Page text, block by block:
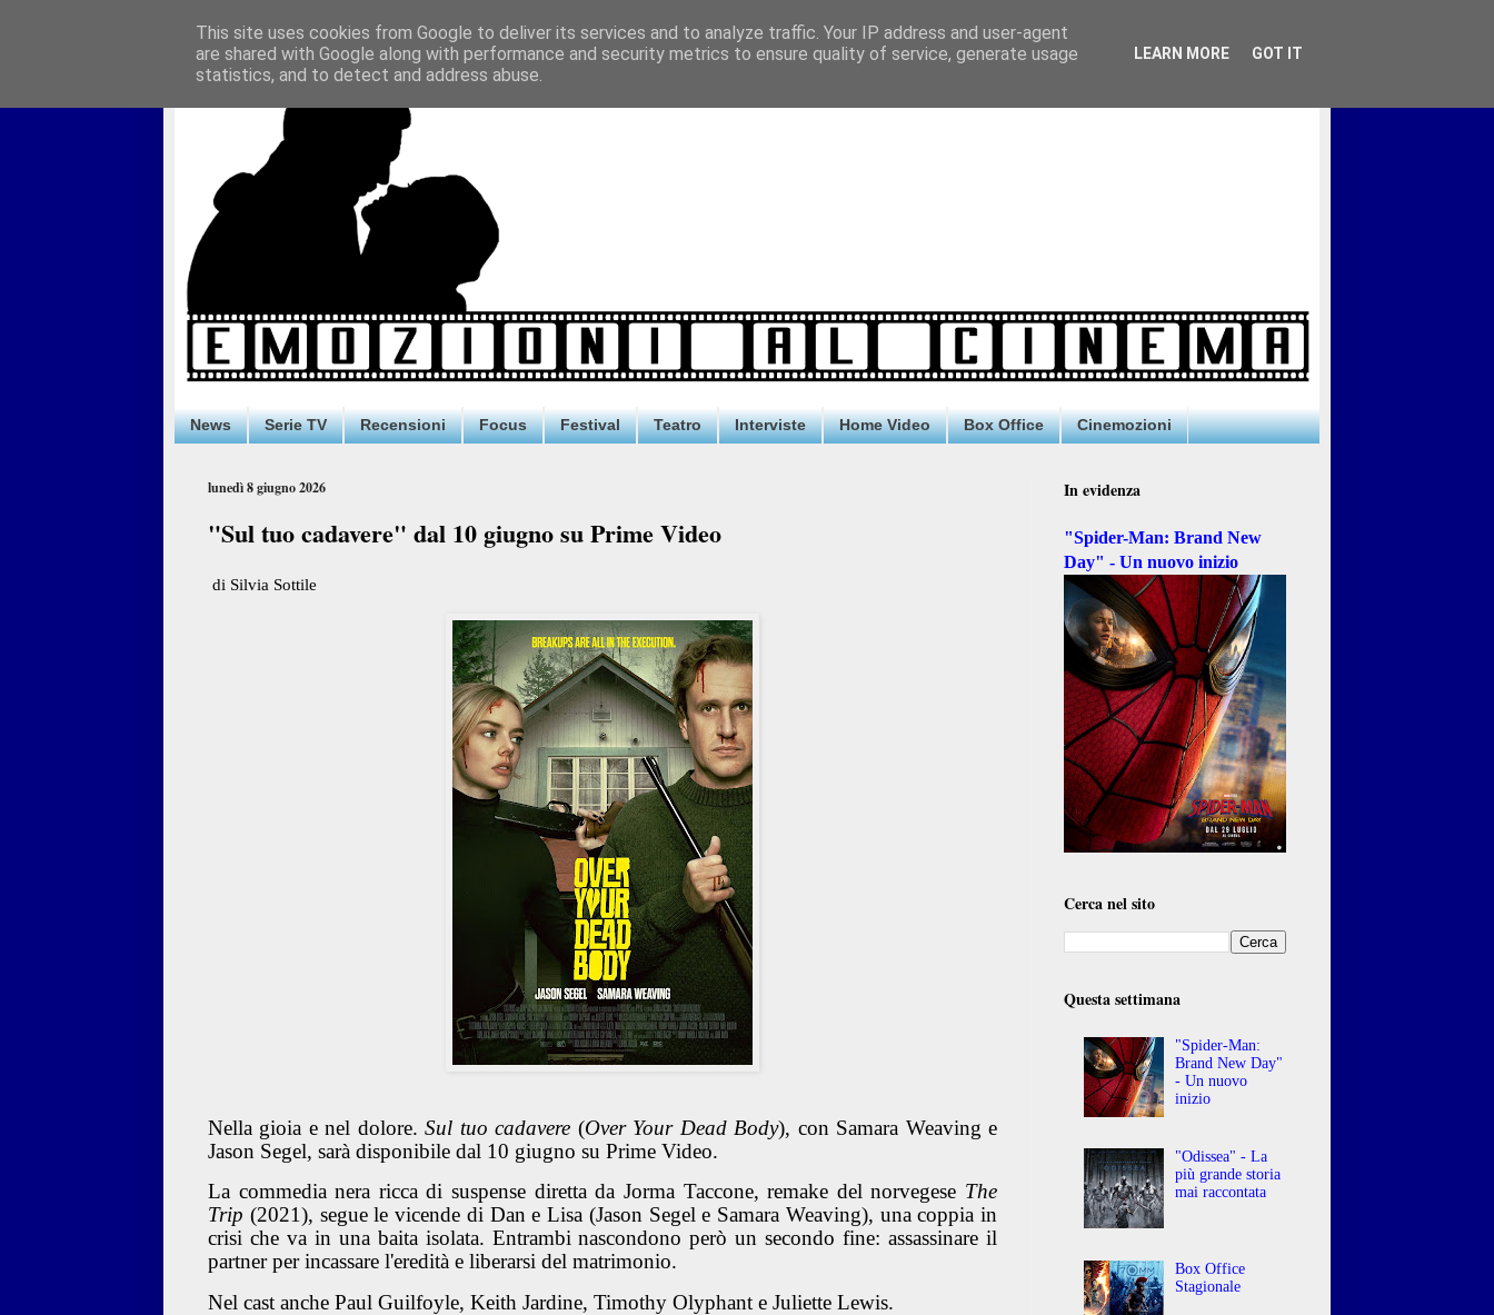
News Serie TV Recensioni Focus Festival Teatro Interviste Home Video Box Office Cinemozioni
lunedì 8 giugno 2026
"Sul tuo cadavere" dal 10 giugno su Prime Video
di Silvia Sottile
Nella gioia e nel dolore.Sul tuo cadavere (Over Your Dead Body), con Samara Weaving e
Jason Segel, sarà disponibile dal 10 giugno su Prime Video.
La commedia nera ricca di suspense diretta da Jorma Taccone, remake del norvegese The
Trip (2021), segue le vicende di Dan e Lisa (Jason Segel e Samara Weaving), una coppia in
crisi che va in una baita isolata. Entrambi nascondono però un secondo fine: assassinare il
partner per incassare l'eredità e liberarsi del matrimonio.
Nel cast anche Paul Guilfoyle, Keith Jardine, Timothy Olyphant e Juliette Lewis.
In evidenza
"Spider-Man: Brand New
Day" - Un nuovo inizio
Cerca nel sito
Questa settimana
"Spider-Man:
Brand New Day"
- Un nuovo
inizio
"Odissea" - La
più grande storia
mai raccontata
Box Office
Stagionale
This site uses cookies from Google to deliver its services and to analyze traffic. Your IP address and user-agent
are shared with Google along with performance and security metrics to ensure quality of service, generate usage
statistics, and to detect and address abuse.
LEARN MORE GOT IT